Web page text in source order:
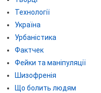
Технології
Україна
Урбаністика
Фактчек
Фейки та маніпуляції
Шизофренія
Що болить людям